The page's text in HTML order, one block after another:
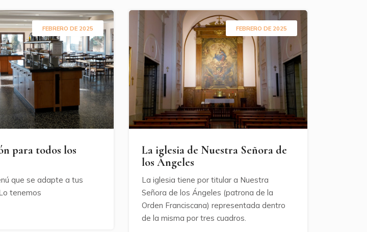
FEBRERO DE 2025
para todos los
que se adapte a tus
tenemos
FEBRERO DE 2025
La iglesia de Nuestra Señora de
los Ángeles
La iglesia tiene por titular a Nuestra
Señora de los Ángeles (patrona de la
Orden Franciscana) representada dentro
de la misma por tres cuadros.